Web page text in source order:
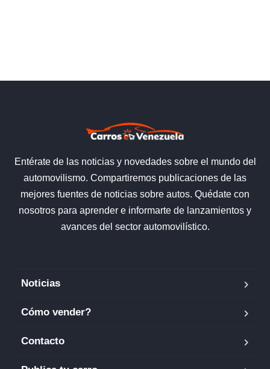
Entérate de las noticias y novedades sobre el mundo del
automovilismo. Compartiremos publicaciones de las
mejores fuentes de noticias sobre autos. Quédate con
nosotros para aprender e informarte de lanzamientos y
avances del sector automovilístico.
Noticias
Cómo vender?
Contacto